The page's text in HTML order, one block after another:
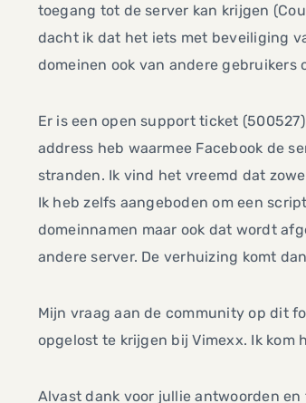
toegang tot de server kan krijgen
dacht ik dat het iets met beveiliging
domeinen ook van andere gebruikers
Er is een open support ticket
address heb waarmee Facebook de
stranden. Ik vind het vreemd dat
Ik heb zelfs aangeboden om een
domeinnamen maar ook dat wordt
andere server. De verhuizing komt
Mijn vraag aan de community op dit
opgelost te krijgen bij Vimexx. Ik kom
Alvast dank voor jullie antwoorden en